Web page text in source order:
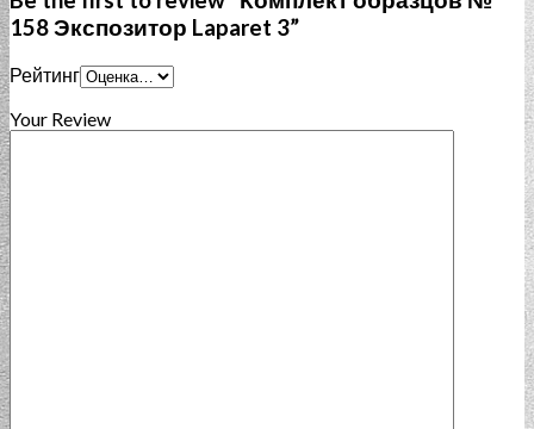
158 Экспозитор Laparet 3”
Рейтинг
Your Review